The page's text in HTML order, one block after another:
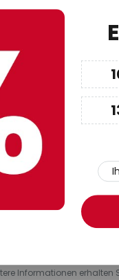
besten Angebote,
und wir
Einkauf in
Privatkunde
Newsletter an und
und Smart Home
Produktempfehlungen
sowie Anfragen für
Informationen erhalten